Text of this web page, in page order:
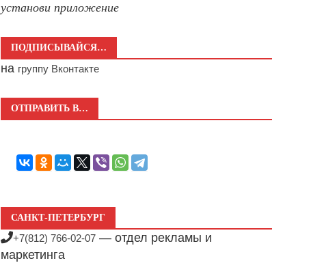
установи приложение
ПОДПИСЫВАЙСЯ…
на группу Вконтакте
ОТПРАВИТЬ В…
САНКТ-ПЕТЕРБУРГ
+7(812) 766-02-07 — отдел рекламы и
маркетинга